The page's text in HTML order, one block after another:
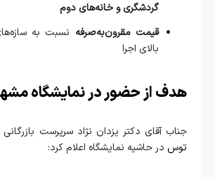
گردشگری و خانه‌های دوم
قیمت مقرون‌به‌صرفهنسبت به سازه‌های سنتی
از حضور در نمایشگاه مشهد
آقای دکتر یزدان نژاد سرپرست بازرگانی شرکت
در حاشیه نمایشگاه اعلام کرد: